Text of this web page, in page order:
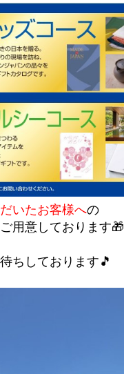
いたお客様への
用意しております🎁
ちしております🎵